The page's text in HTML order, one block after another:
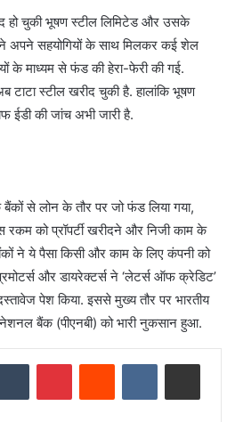
हो चुकी भूषण स्टील लिमिटेड और उसके
अपने सहयोगियों के साथ मिलकर कई शेल
के माध्यम से फंड की हेरा-फेरी की गई.
टाटा स्टील खरीद चुकी है. हालांकि भूषण
की जांच अभी जारी है.
बैंकों से लोन के तौर पर जो फंड लिया गया,
को प्रॉपर्टी खरीदने और निजी काम के
ने ये पैसा किसी और काम के लिए कंपनी को
और डायरेक्टर्स ने ‘लेटर्स ऑफ क्रेडिट’
पेश किया. इससे मुख्य तौर पर भारतीय
बैंक (पीएनबी) को भारी नुकसान हुआ.
Tumblr PinterestReddit VKontakteShare via Email